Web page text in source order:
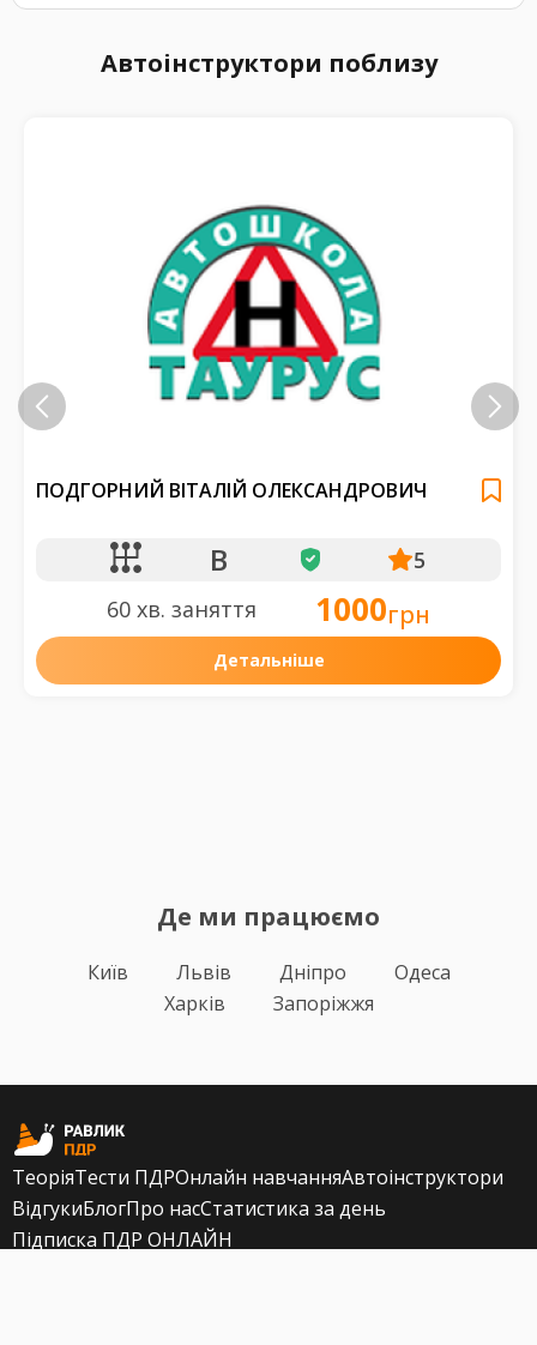
Автоінструктори поблизу
ПОДГОРНИЙ ВІТАЛІЙ ОЛЕКСАНДРОВИЧ
B
5
60 хв. заняття
1000грн
Детальніше
Де ми працюємо
Київ Львів Дніпро
Одеса
Харків
Запоріжжя
ТеоріяТести ПДРОнлайн навчанняАвтоінструктори
ВідгукиБлогПро насСтатистика за день
Підписка ПДР ОНЛАЙН